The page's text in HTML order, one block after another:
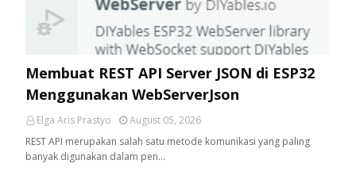
Membuat REST API Server JSON di ESP32
Menggunakan WebServerJson
Elga Aris Prastyo
August 05, 2026
REST API merupakan salah satu metode komunikasi yang paling
banyak digunakan dalam pen…